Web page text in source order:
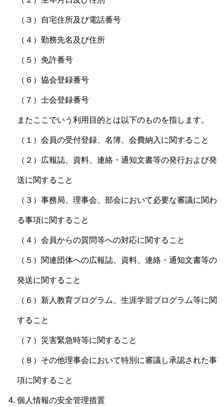
（３）自宅住所及び電話番号
（４）勤務先名及び住所
（５）免許番号
（６）協会登録番号
（７）士会登録番号
またここでいう利用目的とは以下のものを指します。
（１）会員の受付登録、名簿、会費納入に関すること
（２）広報誌、資料、連絡・通知文書等の発行および発
送に関すること
（３）事務局、理事会、部会において必要な審議に関わ
る事項に関すること
（４）会員からの質問等への対応に関すること
（５）関連団体への広報誌、資料、連絡・通知文書等の
発送に関すること
（６）新人教育プログラム、生涯学習プログラム等に関
すること
（７）災害緊急時等に関すること
（８）その他理事会において特別に審議し承認された事
項に関すること
個人情報の安全管理措置